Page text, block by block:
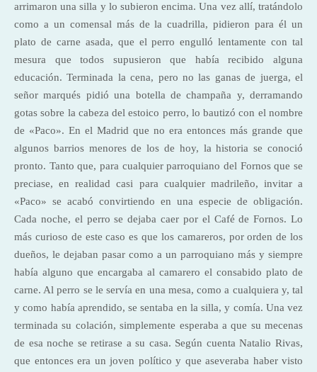
arrimaron una silla y lo subieron encima. Una vez allí, tratándolo
como a un comensal más de la cuadrilla, pidieron para él un
plato de carne asada, que el perro engulló lentamente con tal
mesura que todos supusieron que había recibido alguna
educación. Terminada la cena, pero no las ganas de juerga, el
señor marqués pidió una botella de champaña y, derramando
gotas sobre la cabeza del estoico perro, lo bautizó con el nombre
de «Paco». En el Madrid que no era entonces más grande que
algunos barrios menores de los de hoy, la historia se conoció
pronto. Tanto que, para cualquier parroquiano del Fornos que se
preciase, en realidad casi para cualquier madrileño, invitar a
«Paco» se acabó convirtiendo en una especie de obligación.
Cada noche, el perro se dejaba caer por el Café de Fornos. Lo
más curioso de este caso es que los camareros, por orden de los
dueños, le dejaban pasar como a un parroquiano más y siempre
había alguno que encargaba al camarero el consabido plato de
carne. Al perro se le servía en una mesa, como a cualquiera y, tal
y como había aprendido, se sentaba en la silla, y comía. Una vez
terminada su colación, simplemente esperaba a que su mecenas
de esa noche se retirase a su casa. Según cuenta Natalio Rivas,
que entonces era un joven político y que aseveraba haber visto